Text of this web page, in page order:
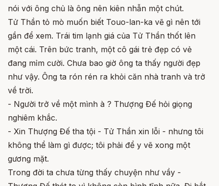
nói với ông chủ là ông nên kiên nhẫn một chút.
Tử Thần tỏ mò muốn biết Touo-lan-ka vẽ gì nên tới
gần để xem. Trái tim lạnh giá của Tử Thần thốt lên
một cái. Trên bức tranh, một cô gái trẻ đẹp có vẻ
đang mỉm cười. Chưa bao giờ ông ta thấy người đẹp
như vậy. Ông ta rón rén ra khỏi căn nhà tranh và trở
về trời.
- Người trở về một mình à ? Thượng Đế hỏi giọng
nghiêm khắc.
- Xin Thượng Đế tha tội - Tử Thần xin lỗi - nhưng tôi
không thể làm gì được; tôi phải để y vẽ xong một
gương mặt.
Trong đời ta chưa từng thấy chuyện như vầy -